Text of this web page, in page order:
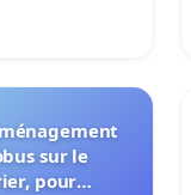
sur le
pour